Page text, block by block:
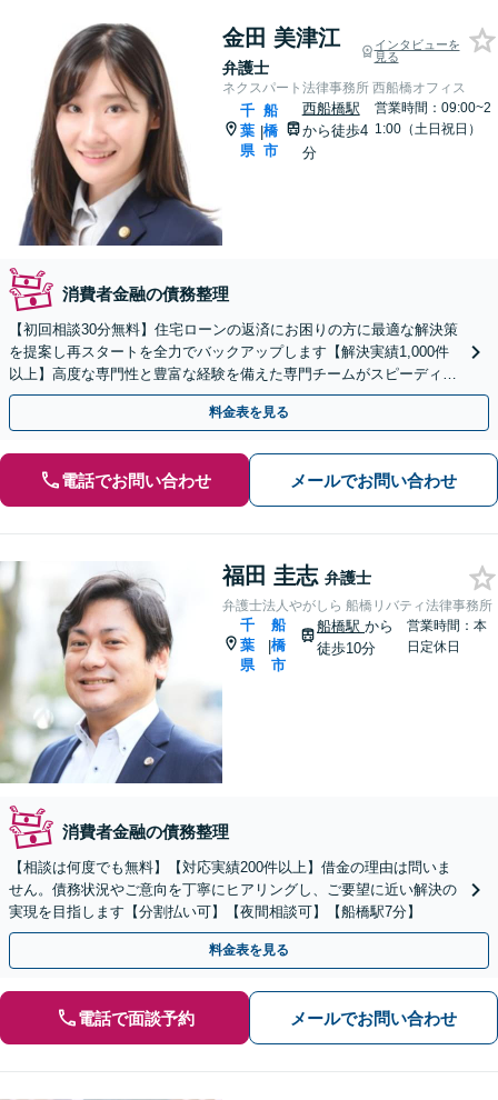
金田 美津江
弁護士
インタビューを
見る
ネクスパート法律事務所 西船橋オフィス
千
葉
県
|
船
橋
市
西船橋駅
から徒歩4
分
営業時間：09:00~2
1:00（土日祝日）
消費者金融の債務整理
【初回相談30分無料】住宅ローンの返済にお困りの方に最適な解決策
を提案し再スタートを全力でバックアップします【解決実績1,000件
以上】高度な専門性と豊富な経験を備えた専門チームがスピーディー
に対応【分割・後払い応相談】【LINE相談可】
料金表を見る
電話でお問い合わせ メールでお問い合わせ
福田 圭志 弁護士
弁護士法人やがしら 船橋リバティ法律事務所
千
葉
県
|
船
橋
市
船橋駅 から
徒歩10分
営業時間：本
日定休日
消費者金融の債務整理
【相談は何度でも無料】【対応実績200件以上】借金の理由は問いま
せん。債務状況やご意向を丁寧にヒアリングし、ご要望に近い解決の
実現を目指します【分割払い可】【夜間相談可】【船橋駅7分】
料金表を見る
電話で面談予約 メールでお問い合わせ